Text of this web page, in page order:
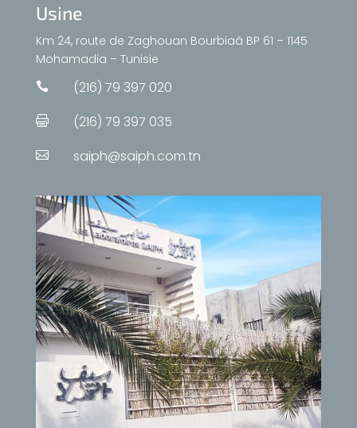
Usine
Km 24, route de Zaghouan Bourbiaâ BP 61 – 1145
Mohamadia – Tunisie
 (216) 79 397 020
 (216) 79 397 035
 saiph@saiph.com.tn